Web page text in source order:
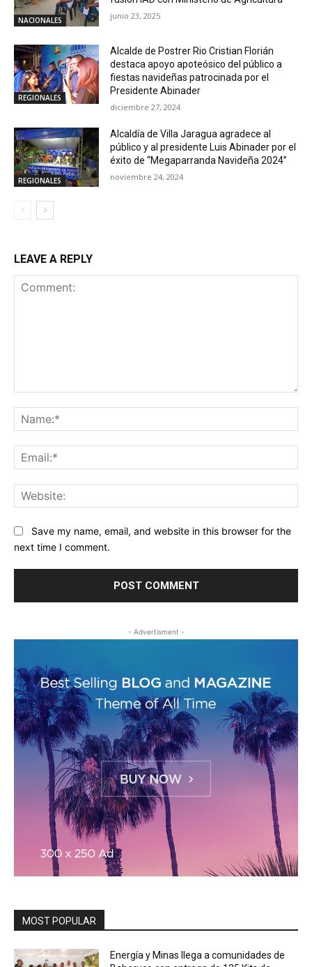
NACIONALES junio 23, 2025
REGIONALES
Alcalde de Postrer Rio Cristian Florián
destaca apoyo apoteósico del público a
fiestas navideñas patrocinada por el
Presidente Abinader
diciembre 27, 2024
REGIONALES
Alcaldía de Villa Jaragua agradece al
público y al presidente Luis Abinader por el
éxito de “Megaparranda Navideña 2024”
noviembre 24, 2024
LEAVE A REPLY
Save my name, email, and website in this browser for the
next time I comment.
- Advertisment -
MOST POPULAR
Energía y Minas llega a comunidades de